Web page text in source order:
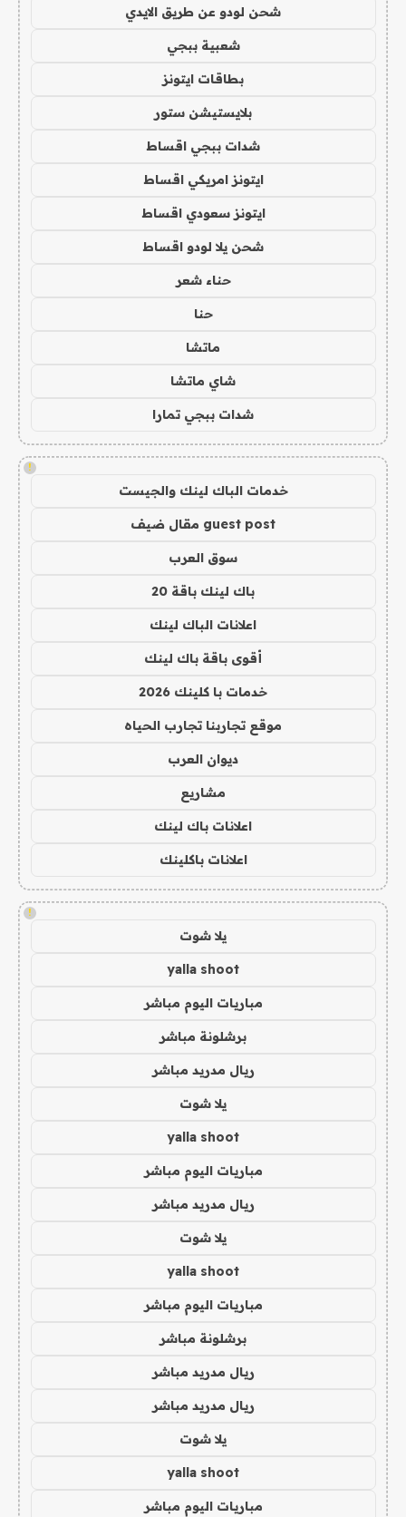
شحن لودو عن طريق الايدي
شعبية ببجي
بطاقات ايتونز
بلايستيشن ستور
شدات ببجي اقساط
ايتونز امريكي اقساط
ايتونز سعودي اقساط
شحن يلا لودو اقساط
حناء شعر
حنا
ماتشا
شاي ماتشا
شدات ببجي تمارا
!
خدمات الباك لينك والجيست
guest post مقال ضيف
سوق العرب
باك لينك باقة 20
اعلانات الباك لينك
أقوى باقة باك لينك
خدمات با كلينك 2026
موقع تجاربنا تجارب الحياه
ديوان العرب
مشاريع
اعلانات باك لينك
اعلانات باكلينك
!
يلا شوت
yalla shoot
مباريات اليوم مباشر
برشلونة مباشر
ريال مدريد مباشر
يلا شوت
yalla shoot
مباريات اليوم مباشر
ريال مدريد مباشر
يلا شوت
yalla shoot
مباريات اليوم مباشر
برشلونة مباشر
ريال مدريد مباشر
ريال مدريد مباشر
يلا شوت
yalla shoot
مباريات اليوم مباشر